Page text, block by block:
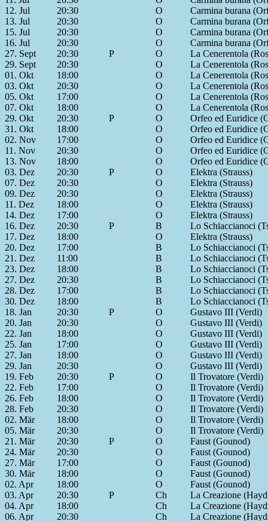
12. Jul
20:30 O
Carmina burana
13. Jul
20:30 O
Carmina burana
15. Jul
20:30 O
Carmina burana
16. Jul
20:30 O
Carmina burana
27. Sept
20:30 P O
La Cenerentola
29. Sept
20:30 O
La Cenerentola
01. Okt
18:00 O
La Cenerentola
03. Okt
20:30 O
La Cenerentola
05. Okt
17:00 O
La Cenerentola
07. Okt
18:00 O
La Cenerentola
29. Okt
20:30 P O
Orfeo ed Euridice
31. Okt
18:00 O
Orfeo ed Euridice
02. Nov
17:00 O
Orfeo ed Euridice
11. Nov
20:30 O
Orfeo ed Euridice
13. Nov
18:00 O
Orfeo ed Euridice
03. Dez
20:30 P O
Elektra (Strauss)
07. Dez
20:30 O
Elektra (Strauss)
09. Dez
20:30 O
Elektra (Strauss)
11. Dez
18:00 O
Elektra (Strauss)
14. Dez
17:00 O
Elektra (Strauss)
16. Dez
20:30 P B
Lo Schiaccianoci
17. Dez
18:00 O
Elektra (Strauss)
20. Dez
17:00 B
Lo Schiaccianoci
21. Dez
11:00 B
Lo Schiaccianoci
23. Dez
18:00 B
Lo Schiaccianoci
27. Dez
20:30 B
Lo Schiaccianoci
28. Dez
17:00 B
Lo Schiaccianoci
30. Dez
18:00 B
Lo Schiaccianoci
18. Jan
20:30 P O
Gustavo III (Verdi)
20. Jan
20:30 O
Gustavo III (Verdi)
22. Jan
18:00 O
Gustavo III (Verdi)
25. Jan
17:00 O
Gustavo III (Verdi)
27. Jan
18:00 O
Gustavo III (Verdi)
29. Jan
20:30 O
Gustavo III (Verdi)
19. Feb
20:30 P O
Il Trovatore (Verdi)
22. Feb
17:00 O
Il Trovatore (Verdi)
26. Feb
18:00 O
Il Trovatore (Verdi)
28. Feb
20:30 O
Il Trovatore (Verdi)
02. Mär
18:00 O
Il Trovatore (Verdi)
05. Mär
20:30 O
Il Trovatore (Verdi)
21. Mär
20:30 P O
Faust (Gounod)
24. Mär
20:30 O
Faust (Gounod)
27. Mär
17:00 O
Faust (Gounod)
30. Mär
18:00 O
Faust (Gounod)
02. Apr
18:00 O
Faust (Gounod)
03. Apr
20:30 P Ch
La Creazione
04. Apr
18:00 Ch
La Creazione
06. Apr
20:30 Ch La Creazione